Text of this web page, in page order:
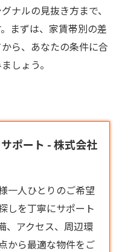
ナルの見抜き方まで、
まずは、家賃帯別の差
から、あなたの条件に合
しょう。
ポート - 株式会社
一人ひとりのご希望
しを丁寧にサポート
、アクセス、周辺環
から最適な物件をご